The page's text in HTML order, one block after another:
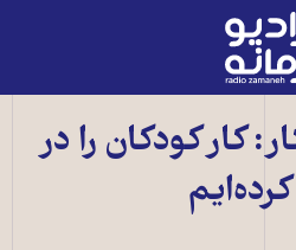
کار کودکان را در